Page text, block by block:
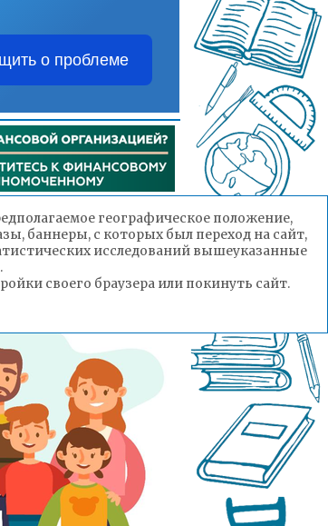
о проблеме
географическое положение,
баннеры, с которых был переход на сайт,
исследований вышеуказанные
своего браузера или покинуть сайт.